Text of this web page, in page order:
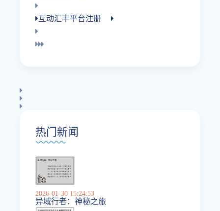
互动汇丰平台注册
热门新闻
2026-01-30 15:24:53
异域行者：神秘之旅